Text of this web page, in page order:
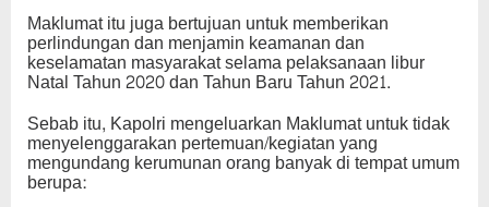
Maklumat itu juga bertujuan untuk memberikan
perlindungan dan menjamin keamanan dan
keselamatan masyarakat selama pelaksanaan libur
Natal Tahun 2020 dan Tahun Baru Tahun 2021.
Sebab itu, Kapolri mengeluarkan Maklumat untuk tidak
menyelenggarakan pertemuan/kegiatan yang
mengundang kerumunan orang banyak di tempat umum
berupa: